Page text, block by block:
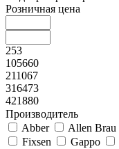
Розничная цена
253
105660
211067
316473
421880
Производитель
Abber
Allen Brau
Fixsen
Gappo